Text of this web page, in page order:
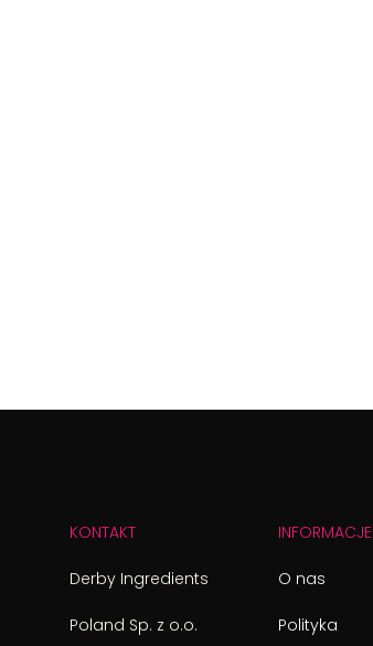
KONTAKT
Derby Ingredients
Poland Sp. z o.o.
INFORMACJE
O nas
Polityka